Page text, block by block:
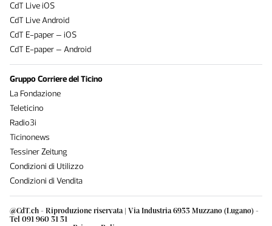
@CdT.ch - Riproduzione riservata | Via Industria 6933 Muzzano (Lugano) -
Tel 091 960 31 31
CdT Live iOS
CdT Live Android
CdT E-paper – iOS
CdT E-paper – Android
Gruppo Corriere del Ticino
La Fondazione
Teleticino
Radio3i
Ticinonews
Tessiner Zeitung
Condizioni di Utilizzo
Condizioni di Vendita